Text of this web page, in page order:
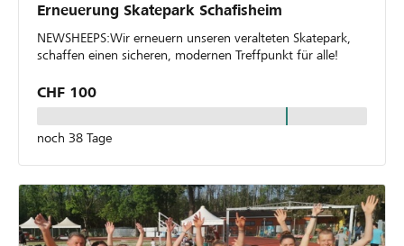
Erneuerung Skatepark Schafisheim
NEWSHEEPS:Wir erneuern unseren veralteten Skatepark,
schaffen einen sicheren, modernen Treffpunkt für alle!
CHF 100
noch 38 Tage